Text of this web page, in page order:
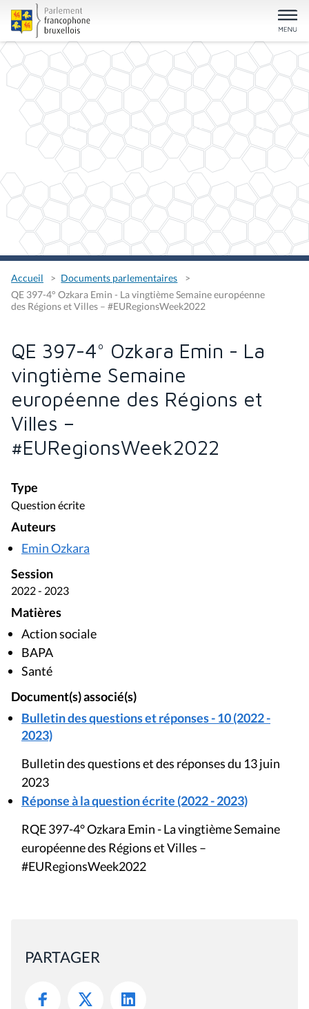
Accueil
Documents parlementaires
QE 397-4° Ozkara Emin - La vingtième Semaine européenne
des Régions et Villes – #EURegionsWeek2022
QE 397-4° Ozkara Emin - La
vingtième Semaine
européenne des Régions et
Villes –
#EURegionsWeek2022
Type
Question écrite
Auteurs
Emin Ozkara
Session
2022 - 2023
Matières
Action sociale
BAPA
Santé
Document(s) associé(s)
Bulletin des questions et réponses - 10 (2022 -
2023)
Bulletin des questions et des réponses du 13 juin
2023
Réponse à la question écrite (2022 - 2023)
RQE 397-4° Ozkara Emin - La vingtième Semaine
européenne des Régions et Villes –
#EURegionsWeek2022
PARTAGER